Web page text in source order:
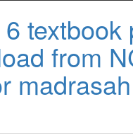
textbook
from
madrasah